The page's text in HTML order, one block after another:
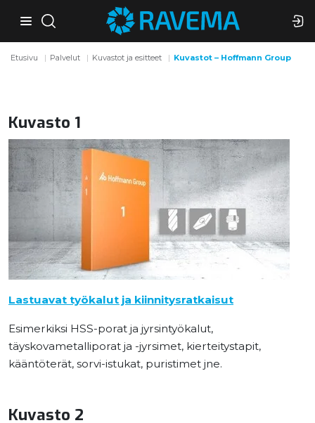
Etusivu Palvelut Kuvastot ja esitteet Kuvastot – Hoffmann Group
Kuvasto 1
Lastuavat työkalut ja kiinnitysratkaisut
Esimerkiksi HSS-porat ja jyrsintyökalut,
täyskovametalliporat ja -jyrsimet, kierteitystapit,
kääntöterät, sorvi-istukat, puristimet jne.
Kuvasto 2